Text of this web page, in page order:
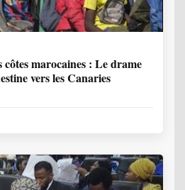
côtes marocaines : Le drame
vers les Canaries